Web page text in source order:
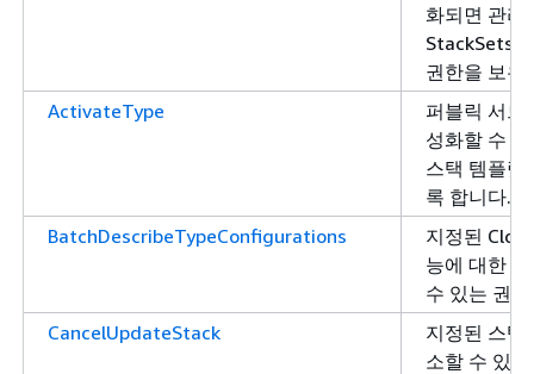
화되면 관리
StackSets
권한을 보유
ActivateType
퍼블릭 서드
성화할 수
스택 템플릿
록 합니다.
BatchDescribeTypeConfigurations
지정된
능에 대한
수 있는 권
CancelUpdateStack
지정된 스택
소할 수 있